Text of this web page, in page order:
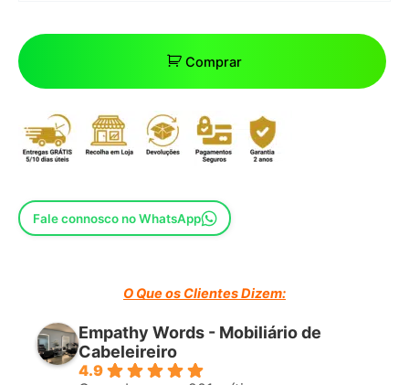
Comprar
Fale connosco no WhatsApp
O Que os Clientes Dizem:
Empathy Words - Mobiliário de
Cabeleireiro
4.9